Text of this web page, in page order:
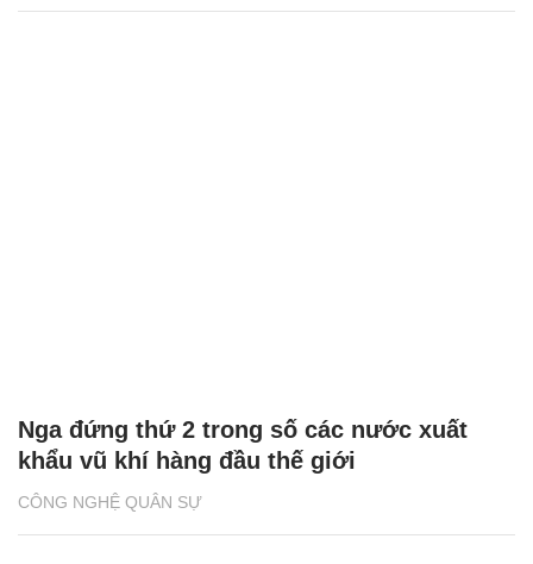
CÔNG NGHỆ QUÂN SỰ
Nga đứng thứ 2 trong số các nước xuất
khẩu vũ khí hàng đầu thế giới